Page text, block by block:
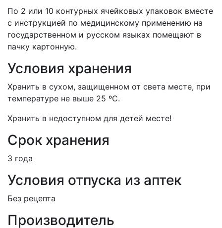
По 2 или 10 контурных ячейковых упаковок вместе
с инструкцией по медицинскому применению на
государственном и русском языках помещают в
пачку картонную.
Условия хранения
Хранить в сухом, защищенном от света месте, при
температуре не выше 25 ºС.
Хранить в недоступном для детей месте!
Срок хранения
3 года
Условия отпуска из аптек
Без рецепта
Производитель